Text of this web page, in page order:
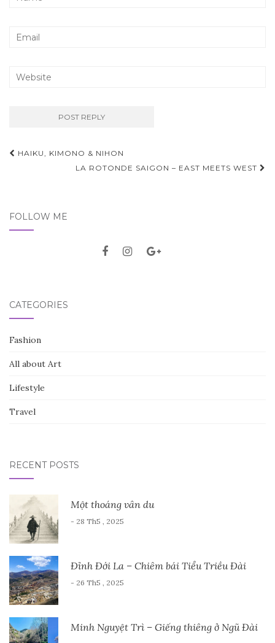
Post navigation
HAIKU, KIMONO & NIHON
LA ROTONDE SAIGON – EAST MEETS WEST
FOLLOW ME
CATEGORIES
Fashion
All about Art
Lifestyle
Travel
RECENT POSTS
Một thoáng vân du
- 28 Th5 , 2025
Đỉnh Đới La – Chiêm bái Tiểu Triều Đài
- 26 Th5 , 2025
Minh Nguyệt Trì – Giếng thiêng ở Ngũ Đài